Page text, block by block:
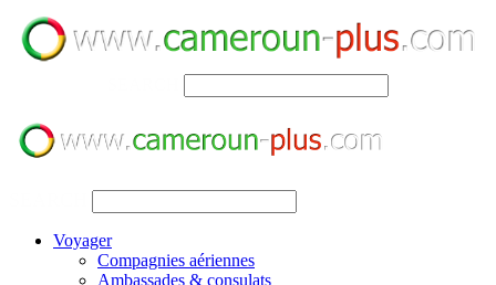
Voyager
Compagnies aériennes
Ambassades & consulats